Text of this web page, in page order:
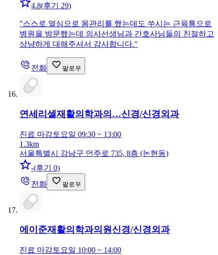
4.8(후기 29)
"스스로 열심으로 몸관리를 했는데도 쑤시는 근육통으로
병원을 방문했는데 의사선생님과 간호사님들의 친절하고
상냥하게 대해주셔서 감사합니다."
전화 팔로우
연세리셀재활의학과의…신경/신경외과
진료 마감토요일 09:30 ~ 13:00
1.3km
서울특별시 강남구 언주로 735, 8층 (논현동)
-(후기 0)
전화
팔로우
에이준재활의학과의원신경/신경외과
진료 마감토요일 10:00 ~ 14:00